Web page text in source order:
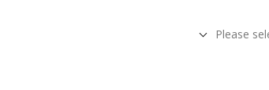
Please